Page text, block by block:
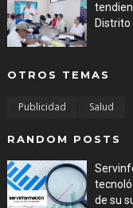
OTROS TEMAS
Publicidad Salud
RANDOM POSTS
de su